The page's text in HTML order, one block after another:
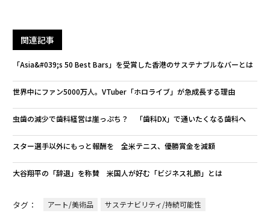
関連記事
「Asia&#039;s 50 Best Bars」を受賞した香港のサステナブルなバーとは
世界中にファン5000万人。VTuber「ホロライブ」が急成長する理由
虫歯の減少で歯科経営は崖っぷち？ 「歯科DX」で通いたくなる歯科へ
スター選手以外にもっと報酬を 全米テニス、優勝賞金を減額
大谷翔平の「辞退」を称賛 米国人が好む「ビジネス礼節」とは
タグ： アート/美術品 サステナビリティ/持続可能性